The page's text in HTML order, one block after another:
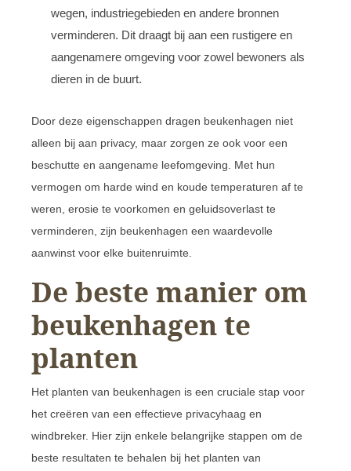
wegen, industriegebieden en andere bronnen
verminderen. Dit draagt bij aan een rustigere en
aangenamere omgeving voor zowel bewoners als
dieren in de buurt.
Door deze eigenschappen dragen beukenhagen niet
alleen bij aan privacy, maar zorgen ze ook voor een
beschutte en aangename leefomgeving. Met hun
vermogen om harde wind en koude temperaturen af te
weren, erosie te voorkomen en geluidsoverlast te
verminderen, zijn beukenhagen een waardevolle
aanwinst voor elke buitenruimte.
De beste manier om
beukenhagen te
planten
Het planten van beukenhagen is een cruciale stap voor
het creëren van een effectieve privacyhaag en
windbreker. Hier zijn enkele belangrijke stappen om de
beste resultaten te behalen bij het planten van